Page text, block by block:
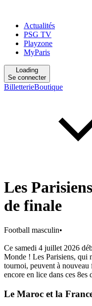
Actualités
PSG TV
Playzone
MyParis
Loading
Se connecter
BilletterieBoutique
Les
de finale
Football masculin•
Ce samedi 4 juillet 2026
Monde ! Les Parisiens, qui
tournoi, peuvent à
encore en lice dans ces 8es
Le Maroc et la